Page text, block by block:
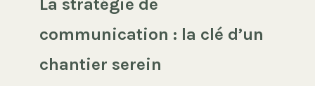
communication : la clé d’un
chantier serein